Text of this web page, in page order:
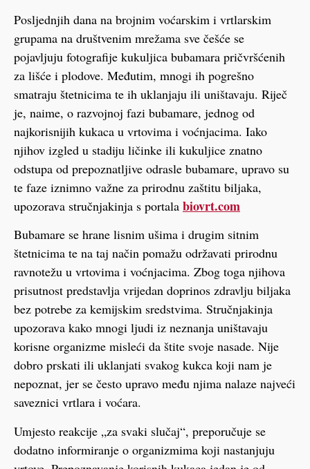
Posljednjih dana na brojnim voćarskim i vrtlarskim
grupama na društvenim mrežama sve češće se
pojavljuju fotografije kukuljica bubamara pričvršćenih
za lišće i plodove. Međutim, mnogi ih pogrešno
smatraju štetnicima te ih uklanjaju ili uništavaju. Riječ
je, naime, o razvojnoj fazi bubamare, jednog od
najkorisnijih kukaca u vrtovima i voćnjacima. Iako
njihov izgled u stadiju ličinke ili kukuljice znatno
odstupa od prepoznatljive odrasle bubamare, upravo su
te faze iznimno važne za prirodnu zaštitu biljaka,
upozorava stručnjakinja s portala biovrt.com
Bubamare se hrane lisnim ušima i drugim sitnim
štetnicima te na taj način pomažu održavati prirodnu
ravnotežu u vrtovima i voćnjacima. Zbog toga njihova
prisutnost predstavlja vrijedan doprinos zdravlju biljaka
bez potrebe za kemijskim sredstvima. Stručnjakinja
upozorava kako mnogi ljudi iz neznanja uništavaju
korisne organizme misleći da štite svoje nasade. Nije
dobro prskati ili uklanjati svakog kukca koji nam je
nepoznat, jer se često upravo među njima nalaze najveći
saveznici vrtlara i voćara.
Umjesto reakcije „za svaki slučaj“, preporučuje se
dodatno informiranje o organizmima koji nastanjuju